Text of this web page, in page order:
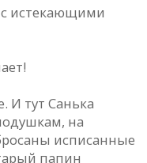
с истекающими
И тут Санька
на
исписанные
папин